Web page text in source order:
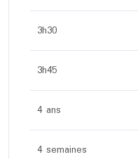
3h30
3h45
4 ans
4 semaines